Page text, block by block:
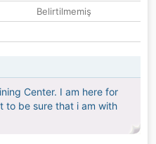
Belirtilmemiş
Center. I am here for
to be sure that i am with